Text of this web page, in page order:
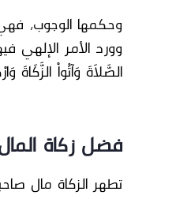
وحكمها الوجوب،
وورد الأمر الإلهي
الصَّلاَةَ وَآتُواْ الزَّكَاةَ
فضل زكاة
تطهرالزكاة مال